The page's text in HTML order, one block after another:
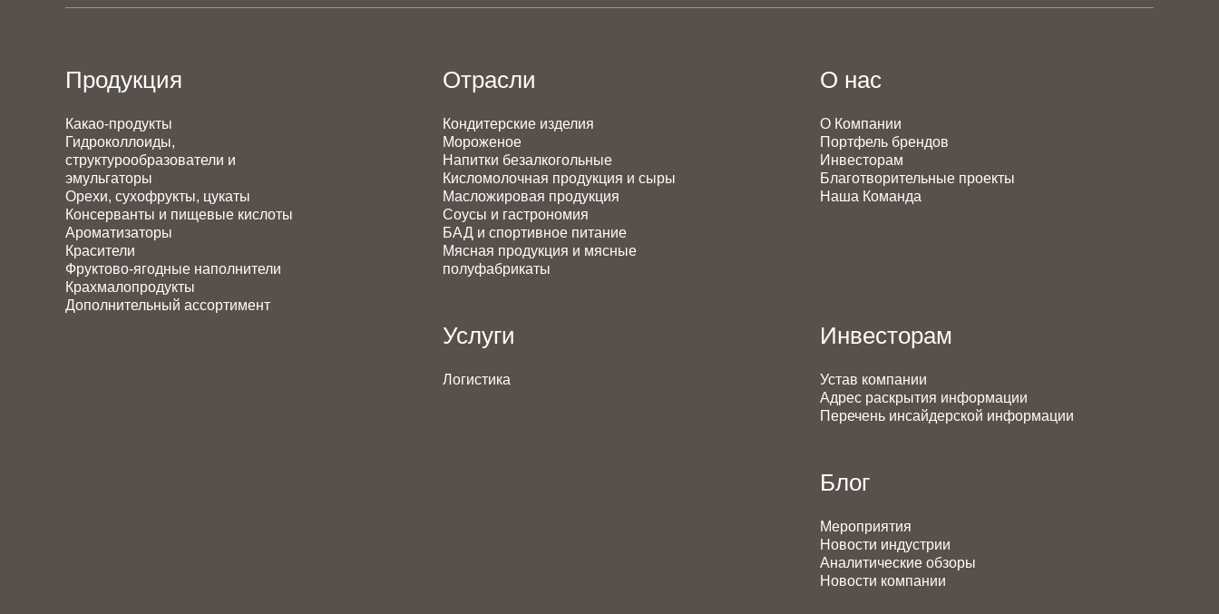
Продукция
Какао-продукты
Гидроколлоиды,
структурообразователи и
эмульгаторы
Орехи, сухофрукты, цукаты
Консерванты и пищевые кислоты
Ароматизаторы
Красители
Фруктово-ягодные наполнители
Крахмалопродукты
Дополнительный ассортимент
Отрасли
Кондитерские изделия
Мороженое
Напитки безалкогольные
Кисломолочная продукция и сыры
Масложировая продукция
Соусы и гастрономия
БАД и спортивное питание
Мясная продукция и мясные
полуфабрикаты
Услуги
Логистика
О нас
О Компании
Портфель брендов
Инвесторам
Благотворительные проекты
Наша Команда
Инвесторам
Устав компании
Адрес раскрытия информации
Перечень инсайдерской информации
Блог
Мероприятия
Новости индустрии
Аналитические обзоры
Новости компании